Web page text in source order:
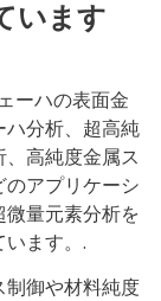
います
ーハの表面金
分析、超高純
高純度金属ス
アプリケーシ
量元素分析を
ます。.
御や材料純度